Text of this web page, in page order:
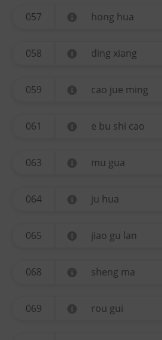
057 hong hua
058 ding xiang
059 cao jue ming
061 e bu shi cao
063 mu gua
064 ju hua
065 jiao gu lan
068 sheng ma
069 rou gui